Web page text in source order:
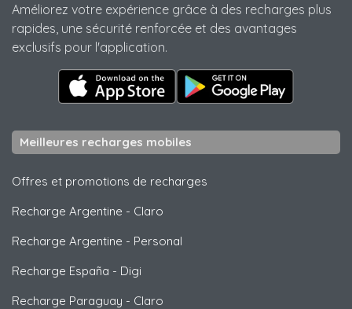
Améliorez votre expérience grâce à des recharges plus
rapides, une sécurité renforcée et des avantages
exclusifs pour l'application.
Meilleures recharges mobiles
Offres et promotions de recharges
Recharge Argentine - Claro
Recharge Argentine - Personal
Recharge España - Digi
Recharge Paraguay - Claro